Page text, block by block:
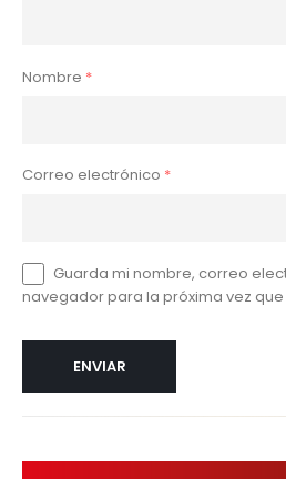
Nombre *
Correo electrónico *
Guarda mi nombre, correo
navegador para la próxima vez